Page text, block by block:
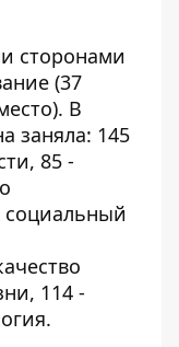
сторонами
(37
В
заняла: 145
85 -
социальный
114 -